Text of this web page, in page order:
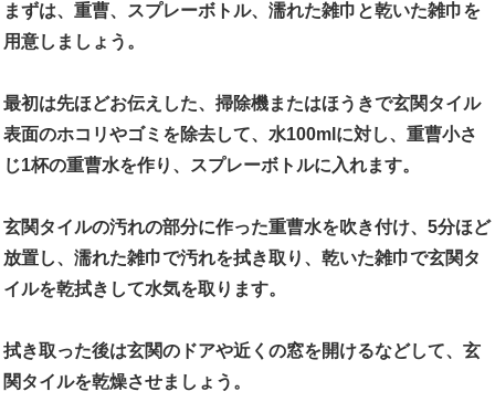
まずは、重曹、スプレーボトル、濡れた雑巾と乾いた雑巾を
用意しましょう。
最初は先ほどお伝えした、掃除機またはほうきで玄関タイル
表面のホコリやゴミを除去して、水100mlに対し、重曹小さ
じ1杯の重曹水を作り、スプレーボトルに入れます。
玄関タイルの汚れの部分に作った重曹水を吹き付け、5分ほど
放置し、濡れた雑巾で汚れを拭き取り、乾いた雑巾で玄関タ
イルを乾拭きして水気を取ります。
拭き取った後は玄関のドアや近くの窓を開けるなどして、玄
関タイルを乾燥させましょう。